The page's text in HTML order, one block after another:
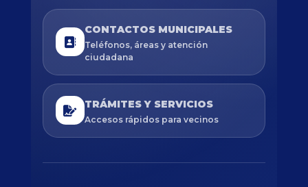
CONTACTOS MUNICIPALES
Teléfonos, áreas y atención
ciudadana
TRÁMITES Y SERVICIOS
Accesos rápidos para vecinos